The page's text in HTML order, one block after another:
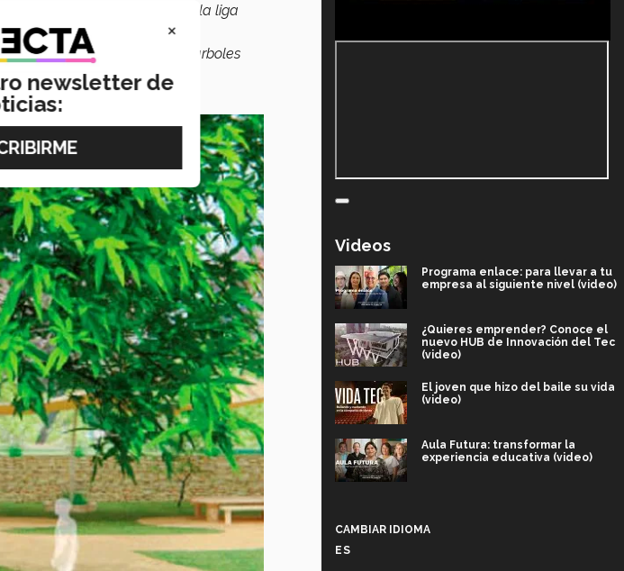
llegar vía correo electrónico la liga
a conocer que son pocos árboles
Videos
Programa enlace: para llevar a tu
empresa al siguiente nivel (video)
¿Quieres emprender? Conoce el
nuevo HUB de Innovación del Tec
(video)
El joven que hizo del baile su vida
(video)
Aula Futura: transformar la
experiencia educativa (video)
CAMBIAR IDIOMA
ES
×
newsletter de